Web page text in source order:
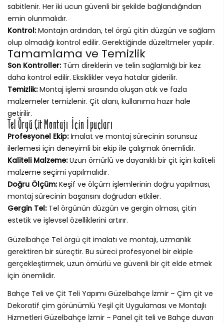
sabitlenir. Her iki ucun güvenli bir şekilde bağlandığından
emin olunmalıdır.
Kontrol:Montajın ardından, tel örgü çitin düzgün ve sağlam
olup olmadığı kontrol edilir. Gerektiğinde düzeltmeler yapılır.
Tamamlama ve Temizlik
Son Kontroller:Tüm direklerin ve telin sağlamlığı bir kez
daha kontrol edilir. Eksiklikler veya hatalar giderilir.
Temizlik:Montaj işlemi sırasında oluşan atık ve fazla
malzemeler temizlenir. Çit alanı, kullanıma hazır hale
getirilir.
Tel Örgü Çit Montajı İçin İpuçları
Profesyonel Ekip:İmalat ve montaj sürecinin sorunsuz
ilerlemesi için deneyimli bir ekip ile çalışmak önemlidir.
Kaliteli Malzeme:Uzun ömürlü ve dayanıklı bir çit için kaliteli
malzeme seçimi yapılmalıdır.
Doğru Ölçüm:Keşif ve ölçüm işlemlerinin doğru yapılması,
montaj sürecinin başarısını doğrudan etkiler.
Gergin Tel:Tel örgünün düzgün ve gergin olması, çitin
estetik ve işlevsel özelliklerini artırır.
Güzelbahçe Tel örgü çit imalatı ve montajı, uzmanlık
gerektiren bir süreçtir. Bu süreci profesyonel bir ekiple
gerçekleştirmek, uzun ömürlü ve güvenli bir çit elde etmek
için önemlidir.
Bahçe Teli ve Çit Teli Yapımı Güzelbahçe İzmir – Çim çit ve
Dekoratif çim görünümlü Yeşil çit Uygulaması ve Montajlı
Hizmetleri Güzelbahçe İzmir – Panel çit teli ve Bahçe duvarı